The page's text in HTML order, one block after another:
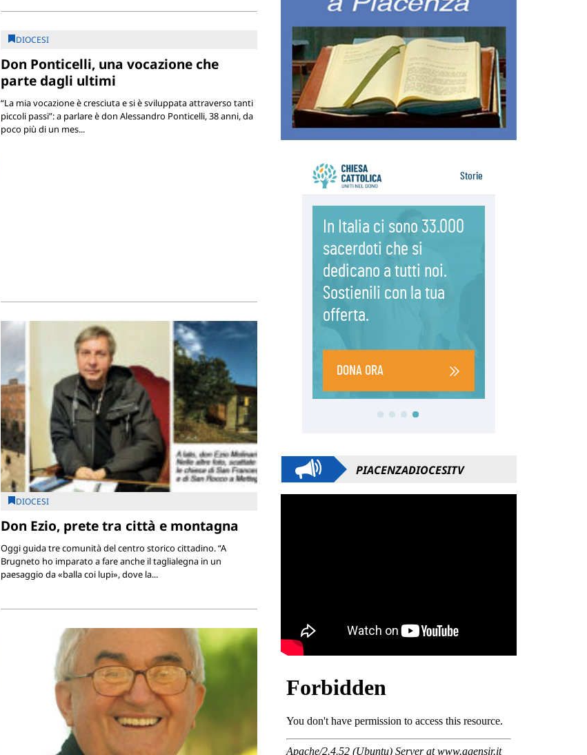
DIOCESI
Don Ponticelli, una vocazione che
parte dagli ultimi
“La mia vocazione è cresciuta e si è sviluppata attraverso tanti
piccoli passi”: a parlare è don Alessandro Ponticelli, 38 anni, da
poco più di un mes...
DIOCESI
Don Ezio, prete tra città e montagna
Oggi guida tre comunità del centro storico cittadino. “A
Brugneto ho imparato a fare anche il taglialegna in un
paesaggio da «balla coi lupi», dove la...
PIACENZADIOCESITV